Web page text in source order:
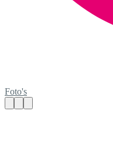
Foto's